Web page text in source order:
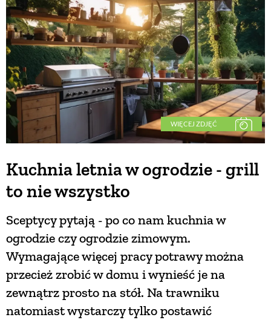
WIĘCEJ ZDJĘĆ
Kuchnia letnia w ogrodzie - grill
to nie wszystko
Sceptycy pytają - po co nam kuchnia w
ogrodzie czy ogrodzie zimowym.
Wymagające więcej pracy potrawy można
przecież zrobić w domu i wynieść je na
zewnątrz prosto na stół. Na trawniku
natomiast wystarczy tylko postawić
BUDUJEMY DOM
OGRÓD
WARZYWA I OWOCE
PORADY
ZIELEŃ W DOMU
PROJEKTOWANIE OGRODU
NATURALNIE